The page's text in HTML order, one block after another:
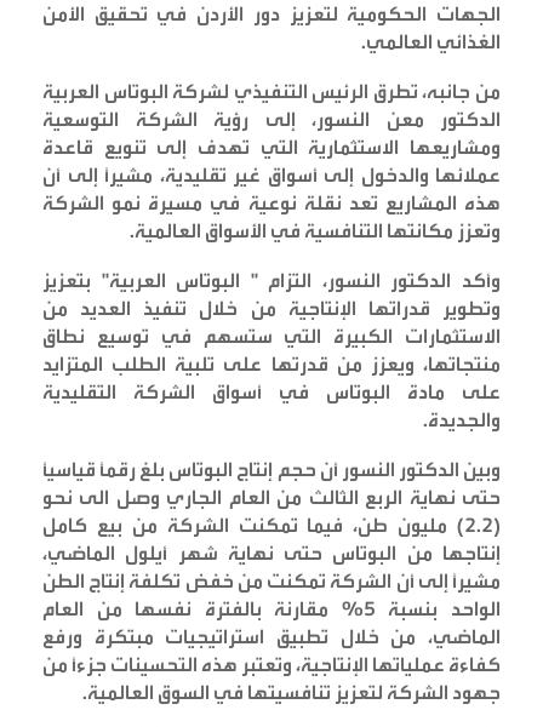
الجهات الحكومية لتعزيز دور الأردن في تحقيق الأمن
الغذائي العالمي.
من جانبه، تطرق الرئيس التنفيذي لشركة البوتاس العربية
الدكتور معن النسور، إلى رؤية الشركة التوسعية
ومشاريعها الاستثمارية التي تهدف إلى تنويع قاعدة
عملائها والدخول إلى أسواق غير تقليدية، مشيراً إلى أن
هذه المشاريع تعد نقلة نوعية في مسيرة نمو الشركة
وتعزز مكانتها التنافسية في الأسواق العالمية.
وأكد الدكتور النسور، التزام " البوتاس العربية" بتعزيز
وتطوير قدراتها الإنتاجية من خلال تنفيذ العديد من
الاستثمارات الكبيرة التي ستسهم في توسيع نطاق
منتجاتها، ويعزز من قدرتها على تلبية الطلب المتزايد
على مادة البوتاس في أسواق الشركة التقليدية
والجديدة.
وبين الدكتور النسور أن حجم إنتاج البوتاس بلغ رقماً قياسياً
حتى نهاية الربع الثالث من العام الجاري وصل الى نحو
(2.2) مليون طن، فيما تمكنت الشركة من بيع كامل
إنتاجها من البوتاس حتى نهاية شهر أيلول الماضي،
مشيراً إلى أن الشركة تمكنت من خفض تكلفة إنتاج الطن
الواحد بنسبة 5% مقارنة بالفترة نفسها من العام
الماضي، من خلال تطبيق استراتيجيات مبتكرة ورفع
كفاءة عملياتها الإنتاجية، وتعتبر هذه التحسينات جزءاً من
جهود الشركة لتعزيز تنافسيتها في السوق العالمية.